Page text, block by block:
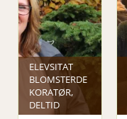
ELEVSITAT
BLOMSTERDE
KORATØR,
DELTID